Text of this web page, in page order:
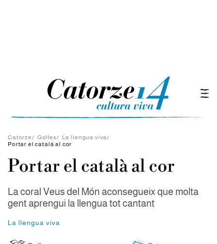
Catorze/ Golfes/ La llengua viva/
Portar el català al cor
Portar el català al cor
La coral Veus del Món aconsegueix que molta
gent aprengui la llengua tot cantant
La llengua viva